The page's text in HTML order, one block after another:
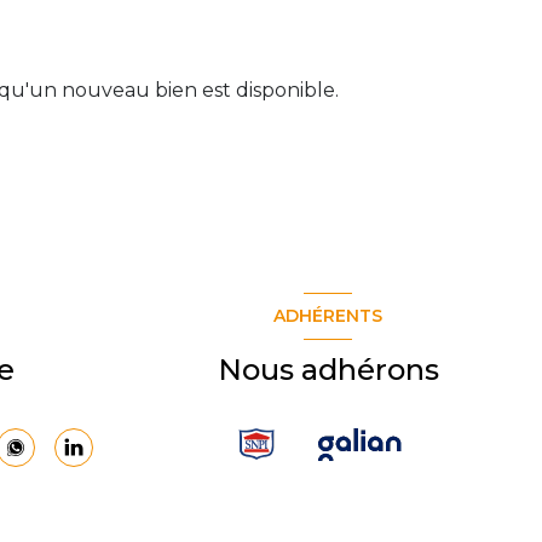
nouveau bien est disponible.
ADHÉRENTS
Nous adhérons